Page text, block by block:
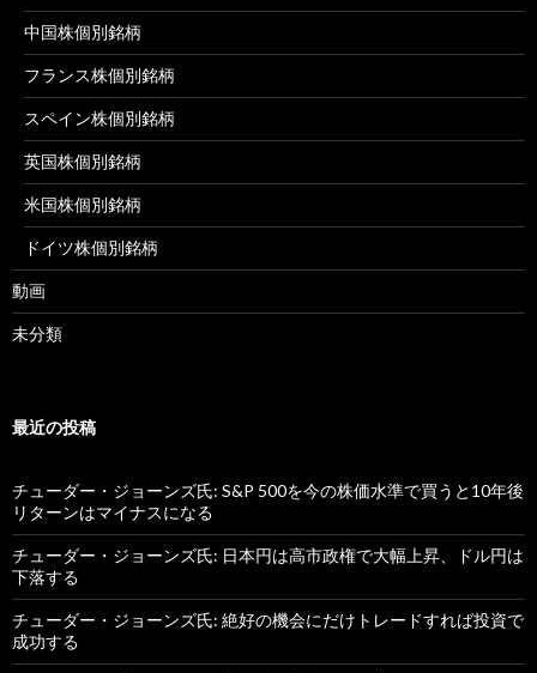
中国株個別銘柄
フランス株個別銘柄
スペイン株個別銘柄
英国株個別銘柄
米国株個別銘柄
ドイツ株個別銘柄
動画
未分類
最近の投稿
チューダー・ジョーンズ氏: S&P 500を今の株価水準で買うと10年後
リターンはマイナスになる
チューダー・ジョーンズ氏: 日本円は高市政権で大幅上昇、ドル円は
下落する
チューダー・ジョーンズ氏: 絶好の機会にだけトレードすれば投資で
成功する